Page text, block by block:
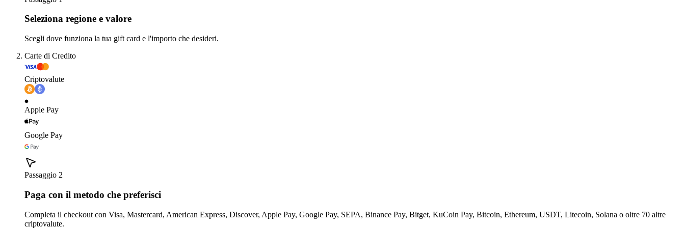
Seleziona regione e valore
Scegli dove funziona la tua gift card e l'importo che desideri.
Carte di Credito
Criptovalute
Apple Pay
Google Pay
Passaggio 2
Paga con il metodo che preferisci
Completa il checkout con Visa, Mastercard, American Express, Discover, Apple Pay, Google Pay, SEPA, Binance Pay, Bitget, KuCoin Pay, Bitcoin, Ethereum, USDT, Litecoin, Solana o oltre 70 altre
criptovalute.